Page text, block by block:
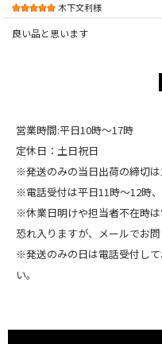
木下文利様
良い品と思います
営業時間:平日10時～17時
定休日：土日祝日
※発送のみの当日出荷の締切
※電話受付は平日11時～12時
※休業日明けや担当者不在時は
恐れ入りますが、メールでお問
※発送のみの日は電話受付し
い。